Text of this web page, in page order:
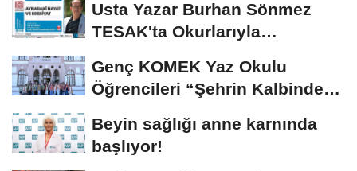
Usta Yazar Burhan Sönmez
TESAK'ta Okurlarıyla
Genç KOMEK Yaz Okulu
Öğrencileri “Şehrin Kalbinde
Beyin sağlığı anne karnında
başlıyor!